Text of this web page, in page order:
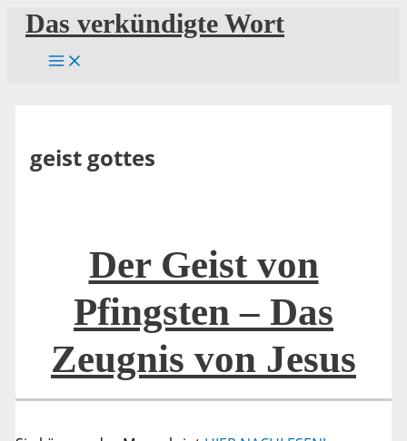
Zum
Inhalt
springen
Das verkündigte Wort
geist gottes
Der Geist von
Pfingsten – Das
Zeugnis von Jesus